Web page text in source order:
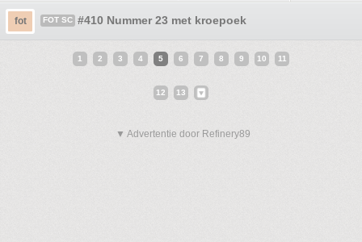
fot FOT SC #410 Nummer 23 met kroepoek
1 2 3 4 5 6 7 8 9 10 11
12 13
▼ Advertentie door Refinery89